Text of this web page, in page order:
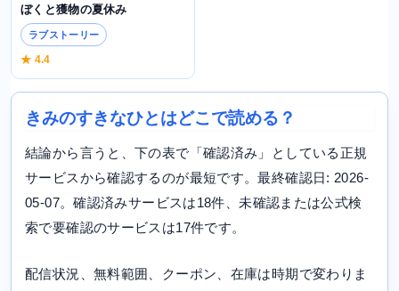
ぼくと獲物の夏休み
ラブストーリー
★ 4.4
きみのすきなひとはどこで読める？
結論から言うと、下の表で「確認済み」としている正規
サービスから確認するのが最短です。最終確認日: 2026-
05-07。確認済みサービスは18件、未確認または公式検
索で要確認のサービスは17件です。
配信状況、無料範囲、クーポン、在庫は時期で変わりま